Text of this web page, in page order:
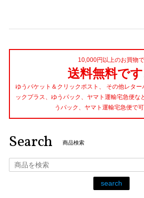
10,000円以上のお買物で
送料無料で
ゆうパケット＆クリックポスト、 その他レタ
ックプラス、ゆうパック、ヤマト運輸宅急便な
うパック、ヤマト運輸宅急便で可
Search 商品検索
search